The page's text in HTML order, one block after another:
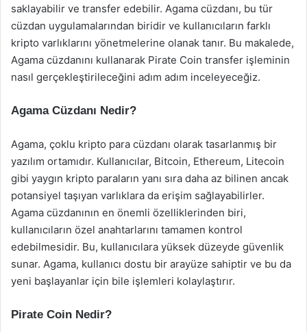
saklayabilir ve transfer edebilir. Agama cüzdanı, bu tür
cüzdan uygulamalarından biridir ve kullanıcıların farklı
kripto varlıklarını yönetmelerine olanak tanır. Bu makalede,
Agama cüzdanını kullanarak Pirate Coin transfer işleminin
nasıl gerçekleştirileceğini adım adım inceleyeceğiz.
Agama Cüzdanı Nedir?
Agama, çoklu kripto para cüzdanı olarak tasarlanmış bir
yazılım ortamıdır. Kullanıcılar, Bitcoin, Ethereum, Litecoin
gibi yaygın kripto paraların yanı sıra daha az bilinen ancak
potansiyel taşıyan varlıklara da erişim sağlayabilirler.
Agama cüzdanının en önemli özelliklerinden biri,
kullanıcıların özel anahtarlarını tamamen kontrol
edebilmesidir. Bu, kullanıcılara yüksek düzeyde güvenlik
sunar. Agama, kullanıcı dostu bir arayüze sahiptir ve bu da
yeni başlayanlar için bile işlemleri kolaylaştırır.
Pirate Coin Nedir?